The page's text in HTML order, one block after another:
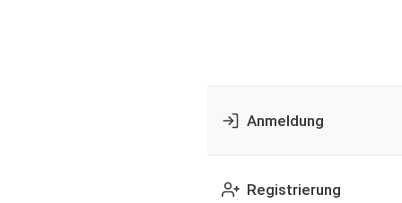
Anmeldung
Registrierung